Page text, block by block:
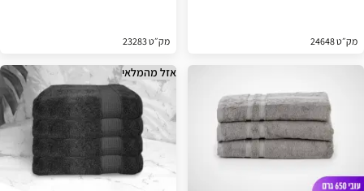
מק״ט 24648 מק״ט 23283
אזל מהמלאי